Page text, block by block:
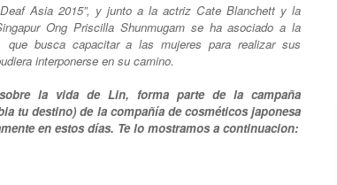
Asia 2015”, y junto a la actriz Cate Blanchett y la
Ong Priscilla Shunmugam se ha asociado a la
que busca capacitar a las mujeres para realizar sus
interponerse en su camino.
la vida de Lin, forma parte de la campaña
tu destino) de la compañía de cosméticos japonesa
en estos días. Te lo mostramos a continuacion: